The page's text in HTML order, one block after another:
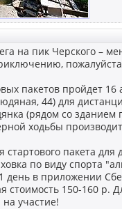
на пик Черского –
пакетов пройдет 16
44) для
(рядом со зданием
ходьбы
стартового пакета
по виду спорта
день в приложении
стоимость 150-160 р.
участие!